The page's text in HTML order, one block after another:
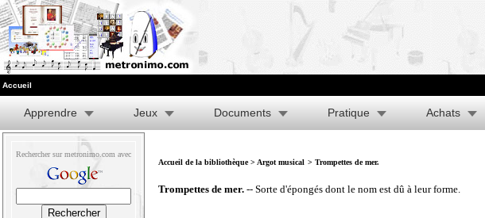
Accueil
Apprendre Jeux Documents Pratique Achats
Rechercher sur metronimo.com avec
Accueil de la bibliothèque> Argot musical > Trompettes de mer.
Trompettes de mer. -- Sorte d'épongés dont le nom est dû à leur forme.